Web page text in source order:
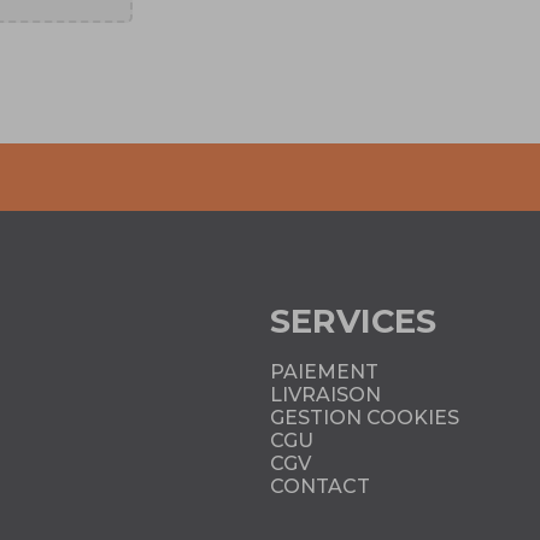
SERVICES
PAIEMENT
LIVRAISON
GESTION COOKIES
CGU
CGV
CONTACT